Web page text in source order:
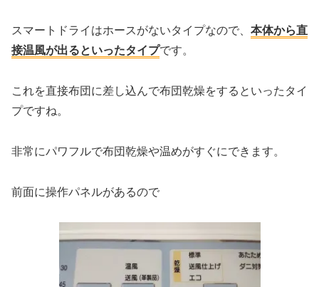
スマートドライはホースがないタイプなので、 本体から直
接温風が出るといったタイプです。
これを直接布団に差し込んで布団乾燥をするといったタイ
プですね。
非常にパワフルで布団乾燥や温めがすぐにできます。
前面に操作パネルがあるので